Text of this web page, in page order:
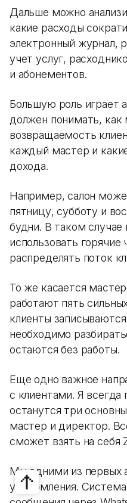
Дальше можно
какие расходы
электронный журнал,
учет услуг,
и абонементов.
Большую роль играет
должен понимать, как
возвращаемость
каждый мастер и
дохода.
Например, салон
пятницу, субботу и
будни. В таком
использовать
распределять поток
То же касается
работают пять
клиенты
необходимо
остаются без работы.
Еще одно важное
с клиентами. Я
останутся три
мастер и директор.
сможет взять на себя
Мы одними из первых
уведомления.